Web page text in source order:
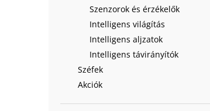
Szenzorok és érzékelők
Intelligens világítás
Intelligens aljzatok
Intelligens távirányítók
Széfek
Akciók